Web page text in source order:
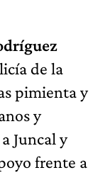
de la
pimienta y
y
Juncal y
frente a